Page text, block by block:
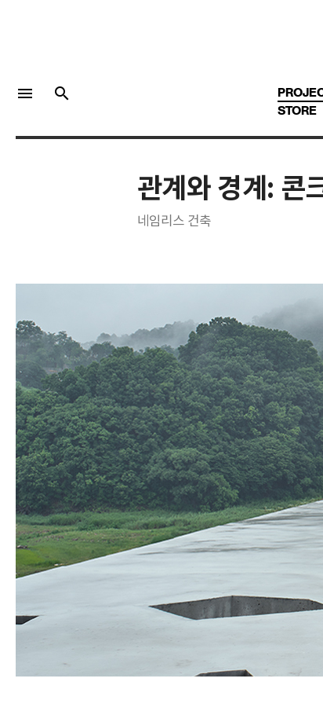
회원가입
Naver 로그인
SPACE 소개
공지사항
기사문의
광고문의
Contact
menu search
STORE
관계와 경계: 콘
네임리스 건축